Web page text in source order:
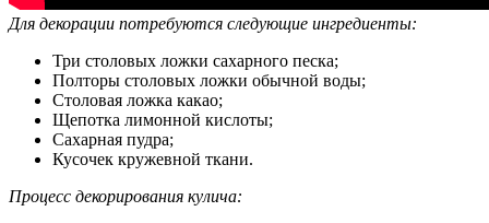
Для декорации потребуются следующие ингредиенты:
Три столовых ложки сахарного песка;
Полторы столовых ложки обычной воды;
Столовая ложка какао;
Щепотка лимонной кислоты;
Сахарная пудра;
Кусочек кружевной ткани.
Процесс декорирования кулича: